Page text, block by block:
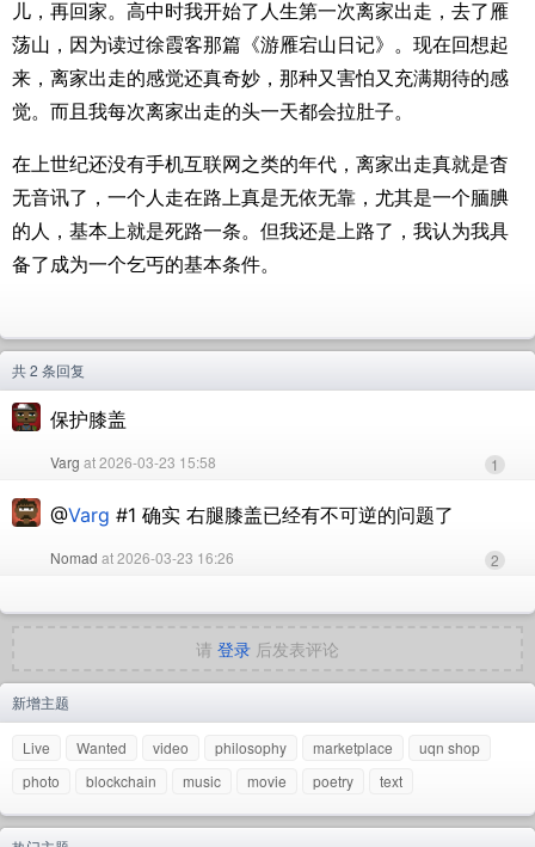
儿，再回家。高中时我开始了人生第一次离家出走，去了雁
荡山，因为读过徐霞客那篇《游雁宕山日记》。现在回想起
来，离家出走的感觉还真奇妙，那种又害怕又充满期待的感
觉。而且我每次离家出走的头一天都会拉肚子。
在上世纪还没有手机互联网之类的年代，离家出走真就是杳
无音讯了，一个人走在路上真是无依无靠，尤其是一个腼腆
的人，基本上就是死路一条。但我还是上路了，我认为我具
备了成为一个乞丐的基本条件。
共 2 条回复
保护膝盖
Varg at 2026-03-23 15:58 1
@Varg #1 确实 右腿膝盖已经有不可逆的问题了
Nomad at 2026-03-23 16:26 2
请 登录 后发表评论
新增主题
Live Wanted video philosophy marketplace
uqn shop
photo
blockchain music movie poetry text